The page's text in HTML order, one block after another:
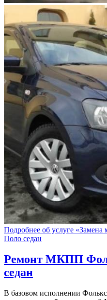
Подробнее об услуге
Поло седан
Ремонт МКПП
седан
В базовом исполнении